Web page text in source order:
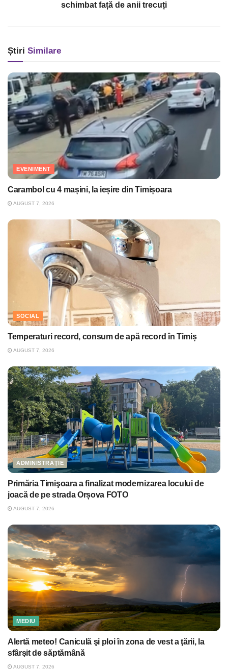
schimbat față de anii trecuți
Știri Similare
EVENIMENT
Carambol cu 4 mașini, la ieșire din Timișoara
AUGUST 7, 2026
SOCIAL
Temperaturi record, consum de apă record în Timiș
AUGUST 7, 2026
ADMINISTRAȚIE
Primăria Timişoara a finalizat modernizarea locului de
joacă de pe strada Orșova FOTO
AUGUST 7, 2026
MEDIU
Alertă meteo! Caniculă şi ploi în zona de vest a ţării, la
sfârşit de săptămână
AUGUST 7, 2026